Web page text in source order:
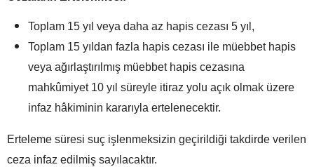
Toplam 15 yıl veya daha az hapis cezası 5 yıl,
Toplam 15 yıldan fazla hapis cezası ile müebbet hapis
veya ağırlaştırılmış müebbet hapis cezasına
mahkûmiyet 10 yıl süreyle itiraz yolu açık olmak üzere
infaz hâkiminin kararıyla ertelenecektir.
Erteleme süresi suç işlenmeksizin geçirildiği takdirde verilen
ceza infaz edilmiş sayılacaktır.